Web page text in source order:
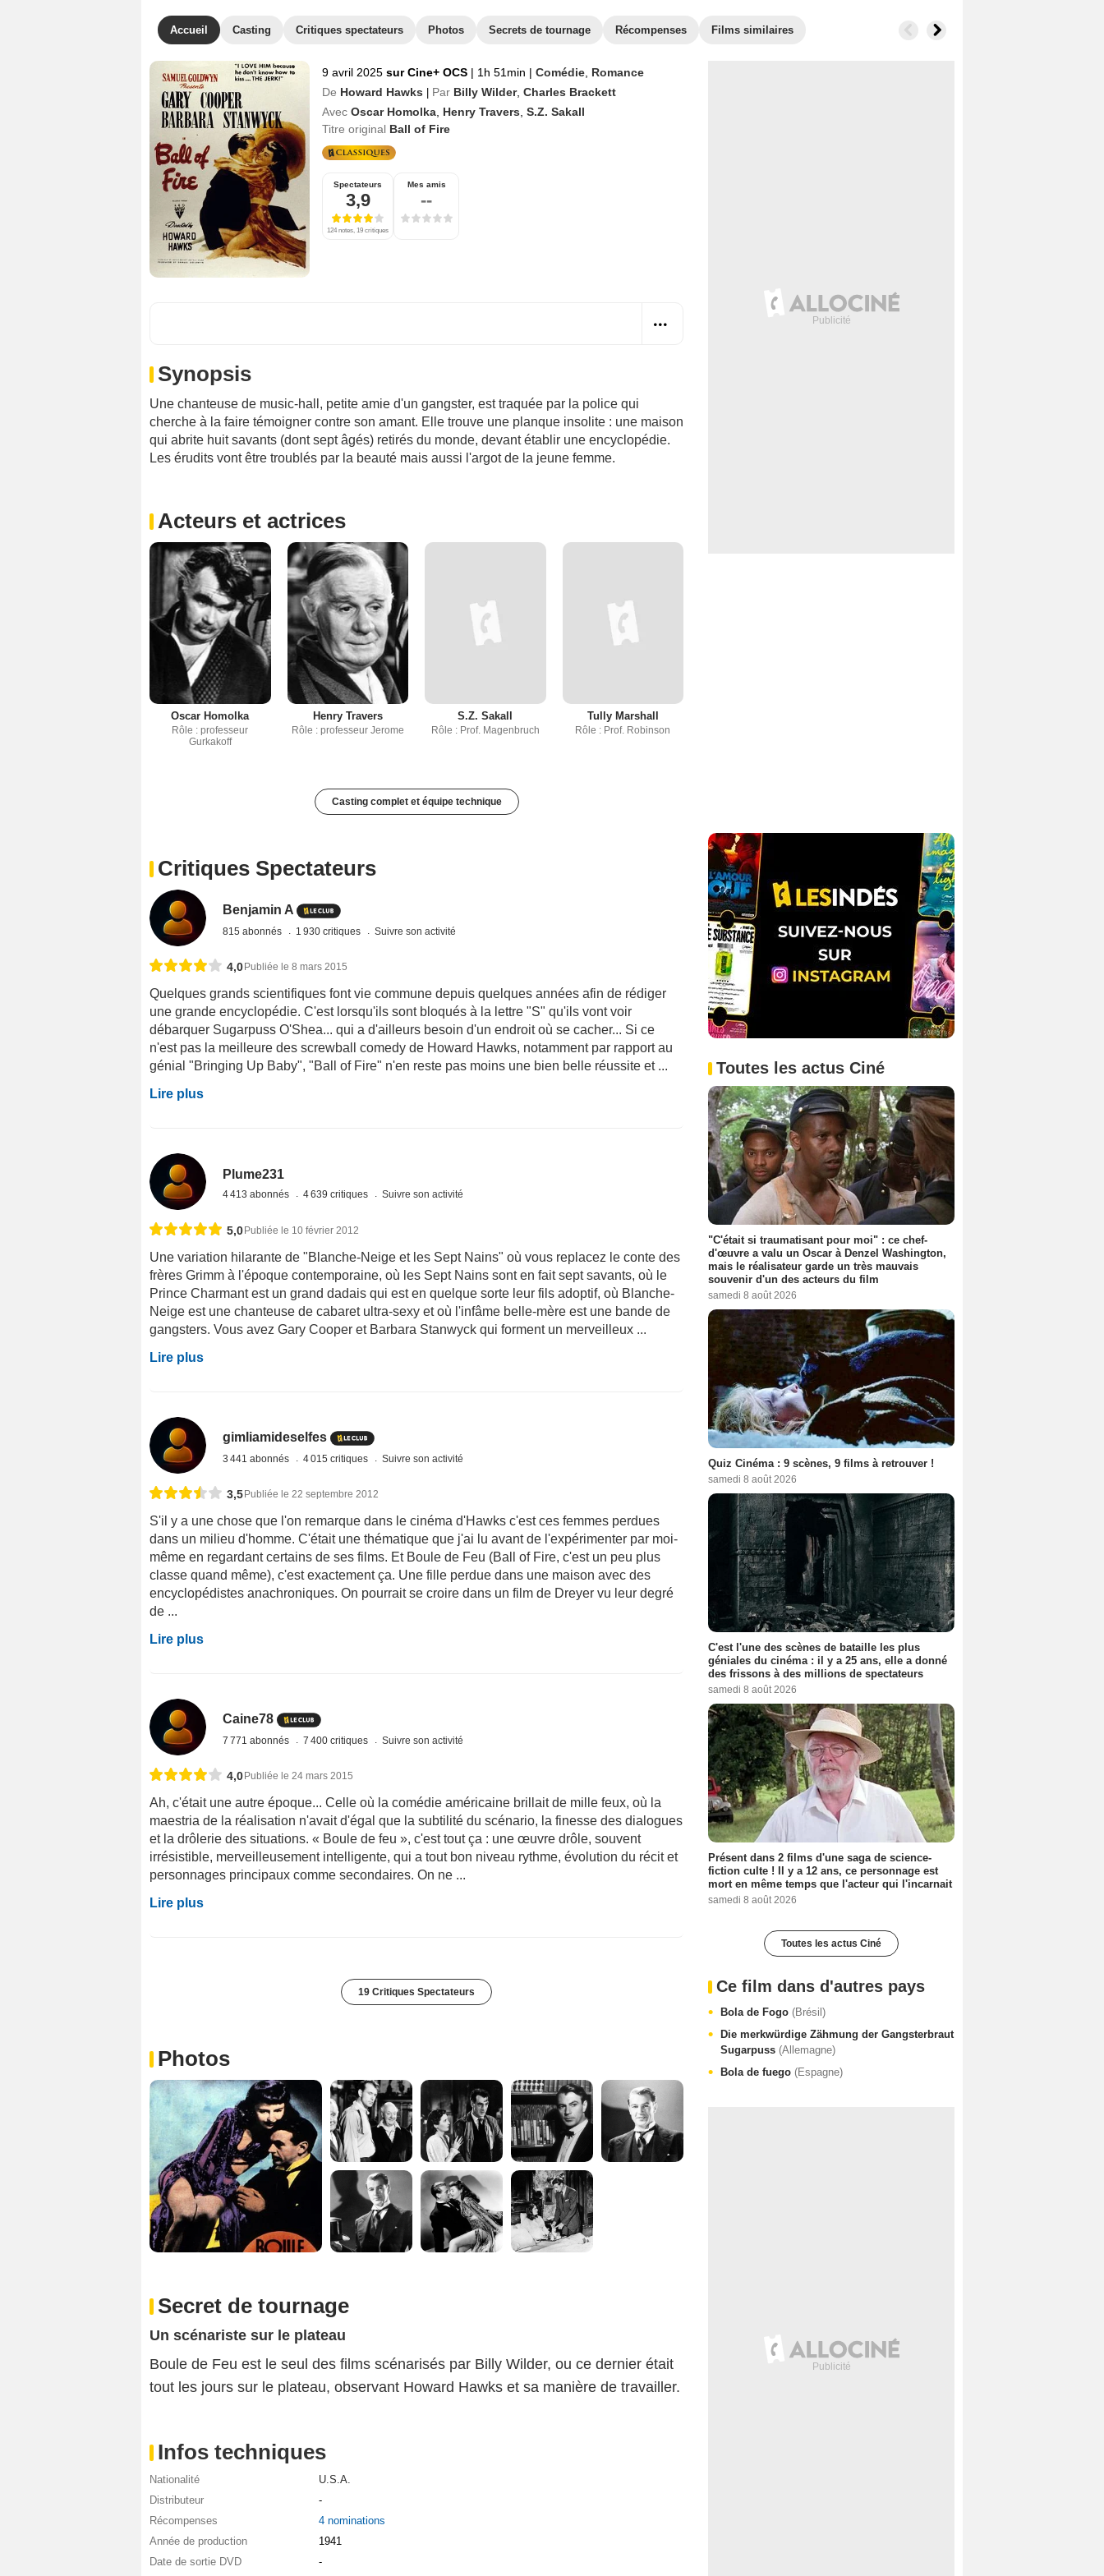
Accueil Casting Critiques spectateurs Photos Secrets de tournage Récompenses Films similaires
9 avril 2025 sur Cine+ OCS | 1h 51min | Comédie Romance
De Howard Hawks Par Billy Wilder, Charles Brackett
Avec Oscar Homolka Henry Travers S.Z. Sakall
Titre original Ball of Fire
Spectateurs
3,9
124 notes, 19 critiques
Mes amis
--
Synopsis
Une chanteuse de music-hall, petite amie d'un gangster, est traquée par la police qui
cherche à la faire témoigner contre son amant. Elle trouve une planque insolite : une maison
qui abrite huit savants (dont sept âgés) retirés du monde, devant établir une encyclopédie.
Les érudits vont être troublés par la beauté mais aussi l'argot de la jeune femme.
Acteurs et actrices
Oscar Homolka
Rôle : professeur
Gurkakoff
Henry Travers
Rôle : professeur Jerome
S.Z. Sakall
Rôle : Prof. Magenbruch
Tully Marshall
Rôle : Prof. Robinson
Casting complet et équipe technique
Critiques Spectateurs
Benjamin A
815 abonnés 1 930 critiques Suivre son activité
4,0Publiée le 8 mars 2015
Quelques grands scientifiques font vie commune depuis quelques années afin de rédiger
une grande encyclopédie. C'est lorsqu'ils sont bloqués à la lettre "S" qu'ils vont voir
débarquer Sugarpuss O'Shea... qui a d'ailleurs besoin d'un endroit où se cacher... Si ce
n'est pas la meilleure des screwball comedy de Howard Hawks, notamment par rapport au
génial "Bringing Up Baby", "Ball of Fire" n'en reste pas moins une bien belle réussite et ...
Lire plus
Plume231
4 413 abonnés 4 639 critiques Suivre son activité
5,0 Publiée le 10 février 2012
Une variation hilarante de "Blanche-Neige et les Sept Nains" où vous replacez le conte des
frères Grimm à l'époque contemporaine, où les Sept Nains sont en fait sept savants, où le
Prince Charmant est un grand dadais qui est en quelque sorte leur fils adoptif, où Blanche-
Neige est une chanteuse de cabaret ultra-sexy et où l'infâme belle-mère est une bande de
gangsters. Vous avez Gary Cooper et Barbara Stanwyck qui forment un merveilleux ...
Lire plus
gimliamideselfes
3 441 abonnés 4 015 critiques Suivre son activité
3,5 Publiée le 22 septembre 2012
S'il y a une chose que l'on remarque dans le cinéma d'Hawks c'est ces femmes perdues
dans un milieu d'homme. C'était une thématique que j'ai lu avant de l'expérimenter par moi-
même en regardant certains de ses films. Et Boule de Feu (Ball of Fire, c'est un peu plus
classe quand même), c'est exactement ça. Une fille perdue dans une maison avec des
encyclopédistes anachroniques. On pourrait se croire dans un film de Dreyer vu leur degré
de ...
Lire plus
Caine78
7 771 abonnés 7 400 critiques Suivre son activité
4,0 Publiée le 24 mars 2015
Ah, c'était une autre époque... Celle où la comédie américaine brillait de mille feux, où la
maestria de la réalisation n'avait d'égal que la subtilité du scénario, la finesse des dialogues
et la drôlerie des situations. « Boule de feu », c'est tout ça : une œuvre drôle, souvent
irrésistible, merveilleusement intelligente, qui a tout bon niveau rythme, évolution du récit et
personnages principaux comme secondaires. On ne ...
Lire plus
19 Critiques Spectateurs
Photos
Secret de tournage
Un scénariste sur le plateau
Boule de Feu est le seul des films scénarisés par Billy Wilder, ou ce dernier était
tout les jours sur le plateau, observant Howard Hawks et sa manière de travailler.
Infos techniques
Nationalité
U.S.A.
Distributeur
-
Récompenses
4 nominations
Année de production
1941
Date de sortie DVD
-
Toutes les actus Ciné
"C'était si traumatisant pour moi" : ce chef-
d'œuvre a valu un Oscar à Denzel Washington,
mais le réalisateur garde un très mauvais
souvenir d'un des acteurs du film
samedi 8 août 2026
Quiz Cinéma : 9 scènes, 9 films à retrouver !
samedi 8 août 2026
C'est l'une des scènes de bataille les plus
géniales du cinéma : il y a 25 ans, elle a donné
des frissons à des millions de spectateurs
samedi 8 août 2026
Présent dans 2 films d'une saga de science-
fiction culte ! Il y a 12 ans, ce personnage est
mort en même temps que l'acteur qui l'incarnait
samedi 8 août 2026
Toutes les actus Ciné
Ce film dans d'autres pays
Bola de Fogo (Brésil)
Die merkwürdige Zähmung der Gangsterbraut
Sugarpuss (Allemagne)
Bola de fuego (Espagne)